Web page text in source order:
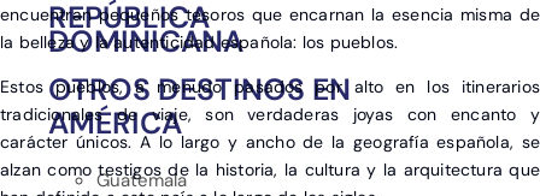
REPÚBLICA
DOMINICANA
OTROS DESTINOS EN
AMÉRICA
Guatemala
encuentran pequeños tesoros que encarnan la esencia misma de
la belleza y la autenticidad española: los pueblos.
Estos pueblos, a menudo pasados por alto en los itinerarios
tradicionales de viaje, son verdaderas joyas con encanto y
carácter únicos. A lo largo y ancho de la geografía española, se
alzan como testigos de la historia, la cultura y la arquitectura que